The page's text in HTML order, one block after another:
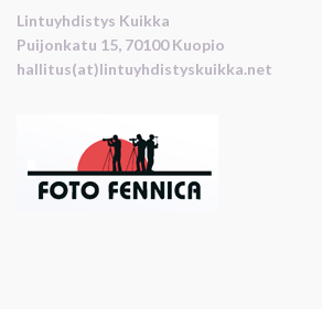
Lintuyhdistys Kuikka
Puijonkatu 15, 70100 Kuopio
hallitus(at)lintuyhdistyskuikka.net